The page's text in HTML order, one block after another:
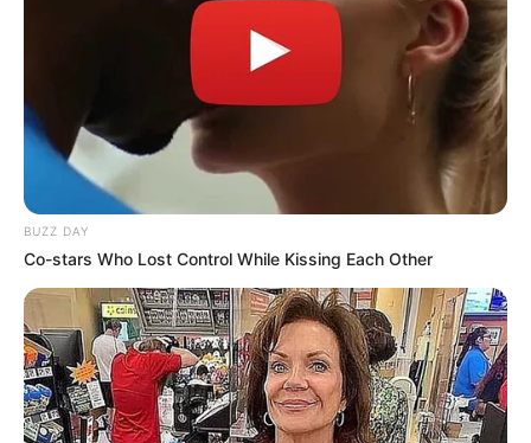
คนโสด: ช่วงนี้สวยเลอค่าเลือกไม่ถูก มีแต่คนอยาก
เข้าหาคุณ ฮอตสุดน่ะเดือนนี้
คนมีคู่ : ช่วงเดือนนี้มีเกณฑ์ขยับขยาย ย้ายที่อยู่ ในใจ
มีความกังวลในเรื่องของการจัดการเอกสารต่างๆ
สุขภาพ :ที่ผ่านมาแข็งแรงดี เดือนนี้ระวังเจ็บป่วย
คิดมาก จากการจัดการ ทำอะไรหลายๆอย่างคนเดียว
ภาพรวม : มีเรื่องที่ทำให้อยากจะหันหลังให้กับการ
ทำงาน ครอบครัวเพื่องฝูงพร้อม Support อย่าเพิ่งนอย
คุณเป็นคนเก่ง ฮึบๆไว้คุณจะทำได้
BUZZ DAY
Co-stars Who Lost Control While Kissing Each Other